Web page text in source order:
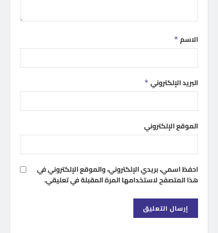
الاسم *
البريد الإلكتروني *
الموقع الإلكتروني
احفظ اسمي، بريدي الإلكتروني، والموقع الإلكتروني في
هذا المتصفح لاستخدامها المرة المقبلة في تعليقي.